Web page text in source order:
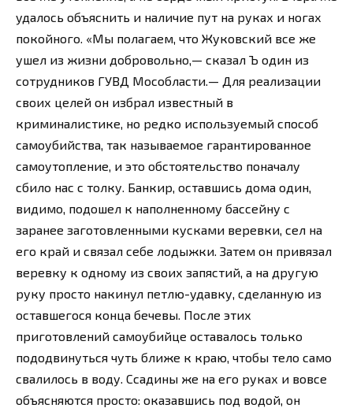
удалось объяснить и наличие пут на руках и ногах
покойного. «Мы полагаем, что Жуковский все же
ушел из жизни добровольно,— сказал Ъ один из
сотрудников ГУВД Мособласти.— Для реализации
своих целей он избрал известный в
криминалистике, но редко используемый способ
самоубийства, так называемое гарантированное
самоутопление, и это обстоятельство поначалу
сбило нас с толку. Банкир, оставшись дома один,
видимо, подошел к наполненному бассейну с
заранее заготовленными кусками веревки, сел на
его край и связал себе лодыжки. Затем он привязал
веревку к одному из своих запястий, а на другую
руку просто накинул петлю-удавку, сделанную из
оставшегося конца бечевы. После этих
приготовлений самоубийце оставалось только
пододвинуться чуть ближе к краю, чтобы тело само
свалилось в воду. Ссадины же на его руках и вовсе
объясняются просто: оказавшись под водой, он